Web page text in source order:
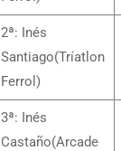
2ª: Inés
Santiago(Tríatlon
Ferrol)
3ª: Inés
Castaño(Arcade